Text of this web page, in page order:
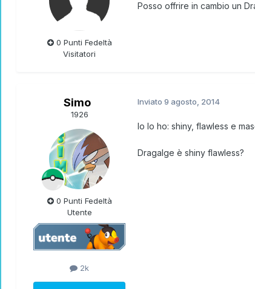
0 Punti Fedeltà
Visitatori
Posso offrire in cambio un
Simo
1926
0 Punti Fedeltà
Utente
2k
Inviato 9 agosto, 2014
Io lo ho: shiny, flawless e
Dragalge è shiny flawless?